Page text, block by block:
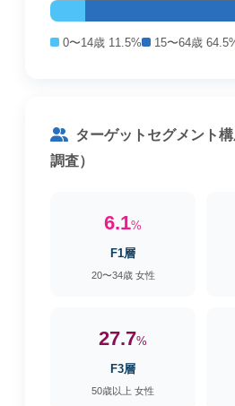
0〜14歳 11.5% 15〜64歳
ターゲットセグメント
調査）
6.1%
F1層
20〜34歳 女性
27.7%
F3層
50歳以上 女性